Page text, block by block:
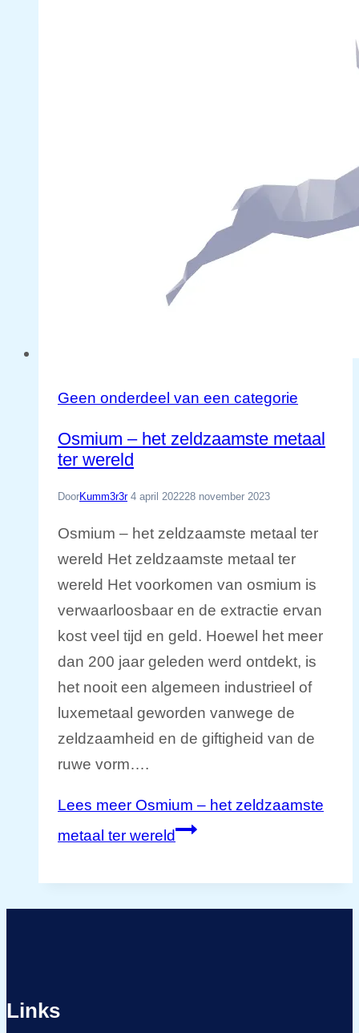
Geen onderdeel van een categorie
Osmium – het zeldzaamste metaal
ter wereld
DoorKumm3r3r 4 april 202228 november 2023
Osmium – het zeldzaamste metaal ter
wereld Het zeldzaamste metaal ter
wereld Het voorkomen van osmium is
verwaarloosbaar en de extractie ervan
kost veel tijd en geld. Hoewel het meer
dan 200 jaar geleden werd ontdekt, is
het nooit een algemeen industrieel of
luxemetaal geworden vanwege de
zeldzaamheid en de giftigheid van de
ruwe vorm….
Lees meer Osmium – het zeldzaamste
metaal ter wereld
Links